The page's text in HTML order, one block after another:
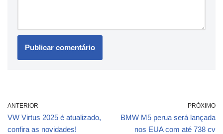
ANTERIOR
VW Virtus 2025 é atualizado,
confira as novidades!
PRÓXIMO
BMW M5 perua será lançada
nos EUA com até 738 cv